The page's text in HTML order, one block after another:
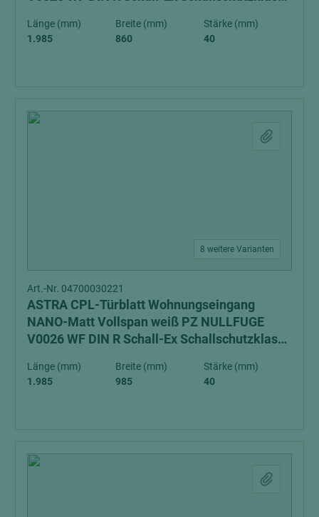
Länge (mm)
1.985
Breite (mm)
860
Stärke (mm)
40
8 weitere Varianten
Art.-Nr. 04700030221
ASTRA CPL-Türblatt Wohnungseingang
NANO-Matt Vollspan weiß PZ NULLFUGE
V0026 WF DIN R Schall-Ex Schallschutzklasse
Länge (mm)
1.985
Breite (mm)
985
Stärke (mm)
40